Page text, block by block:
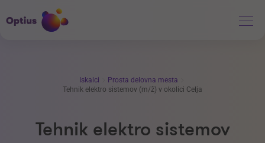
Iskalci
Prosta delovna mesta
Tehnik elektro sistemov (m/ž) v okolici Celja
Tehnik elektro sistemov